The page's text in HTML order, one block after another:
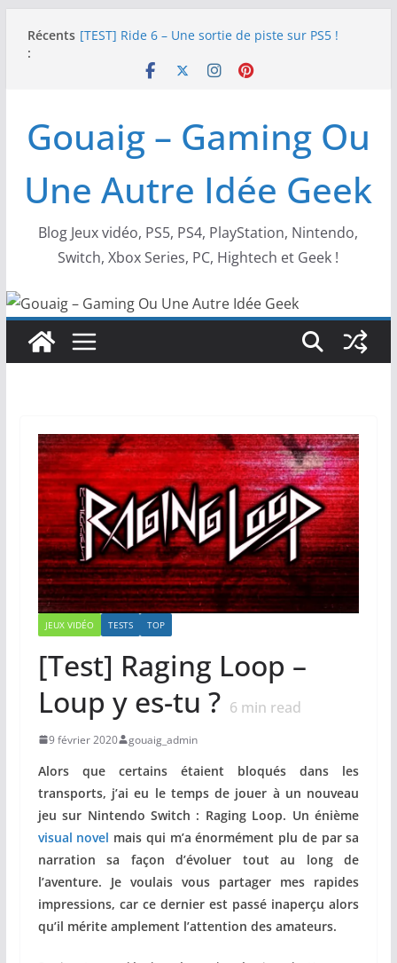
Récents
:
[TEST] Ride 6 – Une sortie de piste sur PS5 !
NEOGEO AES+ : La légende de l’arcade est de
SWITCH 2 : Nouveaux accessoires Turtle Beach X
Gouaig – Gaming Ou
Une Autre Idée Geek
Blog Jeux vidéo, PS5, PS4, PlayStation, Nintendo,
Switch, Xbox Series, PC, Hightech et Geek !
JEUX VIDÉO TESTS TOP
[Test] Raging Loop –
Loup y es-tu ? 6 min read
9 février 2020 gouaig_admin
Alors que certains étaient bloqués dans les
transports, j’ai eu le temps de jouer à un nouveau
jeu sur Nintendo Switch : Raging Loop. Un énième
visual novel mais qui m’a énormément plu de par sa
narration sa façon d’évoluer tout au long de
l’aventure. Je voulais vous partager mes rapides
impressions, car ce dernier est passé inaperçu alors
qu’il mérite amplement l’attention des amateurs.